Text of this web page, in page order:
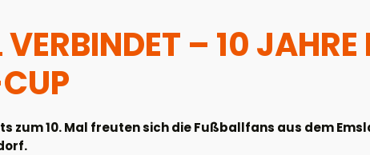
– 10 JAHRE
zum 10. Mal freuten sich die Fußballfans aus dem